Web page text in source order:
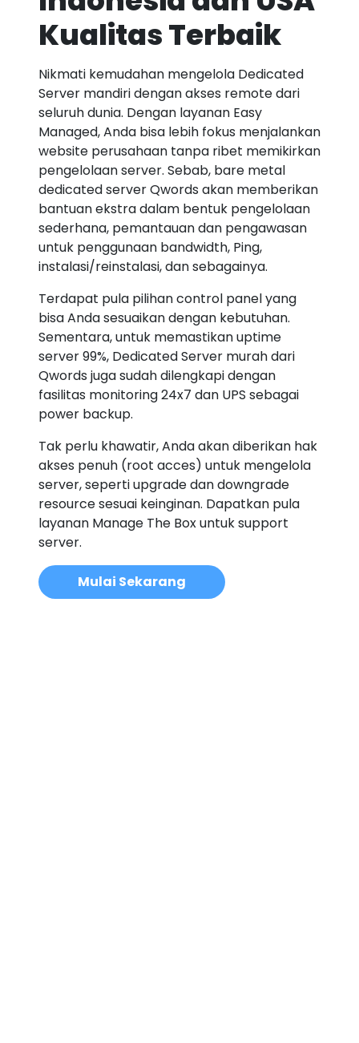
Kualitas Terbaik
Nikmati kemudahan mengelola Dedicated
Server mandiri dengan akses remote dari
seluruh dunia. Dengan layanan Easy
Managed, Anda bisa lebih fokus menjalankan
website perusahaan tanpa ribet memikirkan
pengelolaan server. Sebab, bare metal
dedicated server Qwords akan memberikan
bantuan ekstra dalam bentuk pengelolaan
sederhana, pemantauan dan pengawasan
untuk penggunaan bandwidth, Ping,
instalasi/reinstalasi, dan sebagainya.
Terdapat pula pilihan control panel yang
bisa Anda sesuaikan dengan kebutuhan.
Sementara, untuk memastikan uptime
server 99%, Dedicated Server murah dari
Qwords juga sudah dilengkapi dengan
fasilitas monitoring 24x7 dan UPS sebagai
power backup.
Tak perlu khawatir, Anda akan diberikan hak
akses penuh (root acces) untuk mengelola
server, seperti upgrade dan downgrade
resource sesuai keinginan. Dapatkan pula
layanan Manage The Box untuk support
server.
Mulai Sekarang